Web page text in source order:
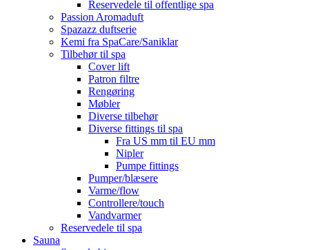
Reservedele til offentlige spa
Passion Aromaduft
Spazazz duftserie
Kemi fra SpaCare/Saniklar
Tilbehør til spa
Cover lift
Patron filtre
Rengøring
Møbler
Diverse tilbehør
Diverse fittings til spa
Fra US mm til EU mm
Nipler
Pumpe fittings
Pumper/blæsere
Varme/flow
Controllere/touch
Vandvarmer
Reservedele til spa
Sauna